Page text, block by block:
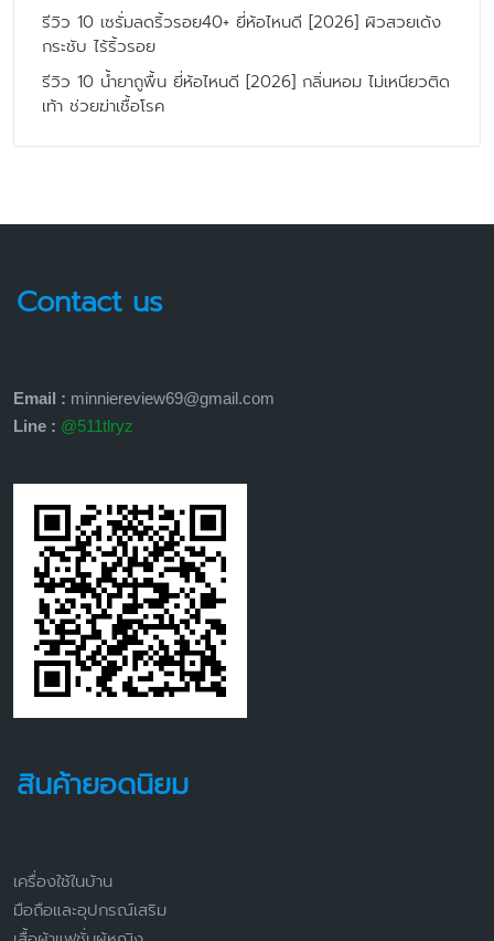
รีวิว 10 เซรั่มลดริ้วรอย40+ ยี่ห้อไหนดี [2026] ผิวสวยเด้ง
กระชับ ไร้ริ้วรอย
รีวิว 10 น้ำยาถูพื้น ยี่ห้อไหนดี [2026] กลิ่นหอม ไม่เหนียวติด
เท้า ช่วยฆ่าเชื้อโรค
Contact us
Email : minniereview69@gmail.com
Line : @511tlryz
สินค้ายอดนิยม
เครื่องใช้ในบ้าน
มือถือและอุปกรณ์เสริม